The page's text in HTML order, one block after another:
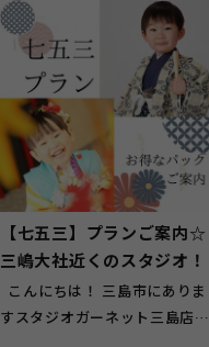
客様も多くご来店頂いてお...
【七五三】プランご案内☆
三嶋大社近くのスタジオ！
こんにちは！ 三島市にありま
すスタジオガーネット三島店で